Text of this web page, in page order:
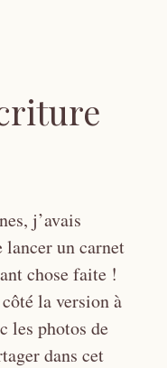
j’avais
lancer un carnet
chose faite !
la version à
les photos de
dans cet